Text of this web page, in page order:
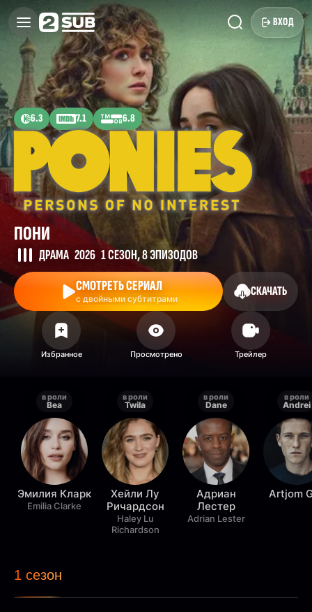
ВХОД
6.3 7.1 6.8
ПОНИ
ДРАМА 2026 1 СЕЗОН, 8 ЭПИЗОДОВ
СМОТРЕТЬ СЕРИАЛ
с двойными субтитрами
СКАЧАТЬ
в роли
Bea
Эмилия Кларк
Emilia Clarke
в роли
Twila
Хейли Лу
Ричардсон
Haley Lu
Richardson
в роли
Dane
Адриан
Лестер
Adrian Lester
в роли
Andrei
Artjom
1 сезон